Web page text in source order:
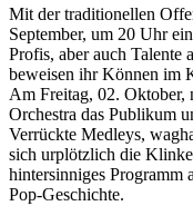
Mit der traditionellen
September, um 20 Uhr
Profis, aber auch Talente
beweisen ihr Können im
Am Freitag, 02. Oktober,
Orchestra das Publikum
Verrückte Medleys,
sich urplötzlich die
hintersinniges Programm
Pop-Geschichte.